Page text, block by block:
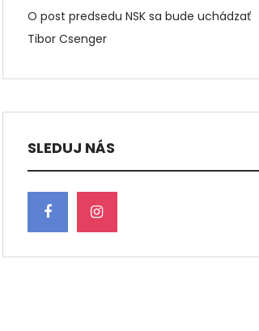
O post predsedu NSK sa bude uchádzať
Tibor Csenger
SLEDUJ NÁS